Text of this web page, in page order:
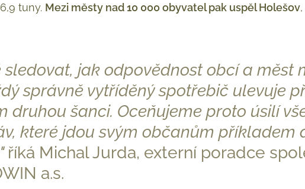
tuny. Mezi městy nad 10 000 obyvatel pak uspěl Holešov
sledovat, jak odpovědnost obcí a měst
správně vytříděný spotřebič ulevuje
druhou šanci. Oceňujeme proto úsilí
které jdou svým občanům příkladem
říká Michal Jurda, externí poradce
a.s.